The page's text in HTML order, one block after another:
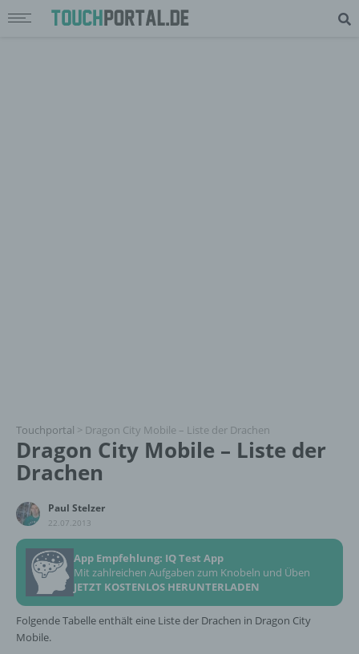
Touchportal > Dragon City Mobile – Liste der Drachen
Dragon City Mobile – Liste der
Drachen
Paul Stelzer
22.07.2013
App Empfehlung: IQ Test App
Mit zahlreichen Aufgaben zum Knobeln und Üben
JETZT KOSTENLOS HERUNTERLADEN
Folgende Tabelle enthält eine Liste der Drachen in Dragon City
Mobile.